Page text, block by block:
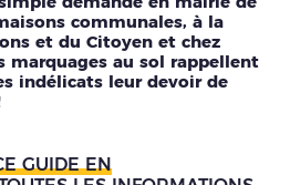
communales, à la
et du Citoyen et chez
marquages au sol rappellent
indélicats leur devoir de
GUIDE EN